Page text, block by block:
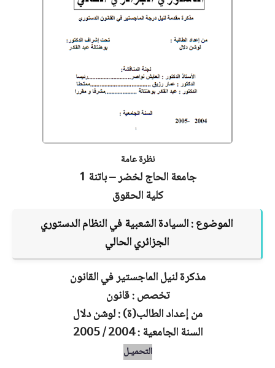
نظرة عامة
جامعة الحاج لخضر – باتنة 1
كلية الحقوق
الموضوع :السيادة الشعبية في النظام الدستوري
الجزائري الحالي
مذكرة لنيل الماجستير في القانون
تخصص : قانون
من إعداد الطالب(ة) : لوشن دلال
السنة الجامعية : 2004 / 2005
التحميـل